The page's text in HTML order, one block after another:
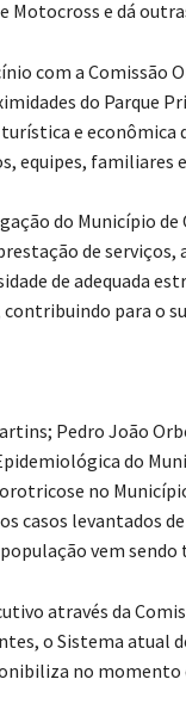
Motocross e dá
com a Comissão
do Parque
e econômica
equipes, familiares
do Município
de
de adequada
para o
Pedro João
do
no
levantados
vem sendo
através da
o Sistema atual
no